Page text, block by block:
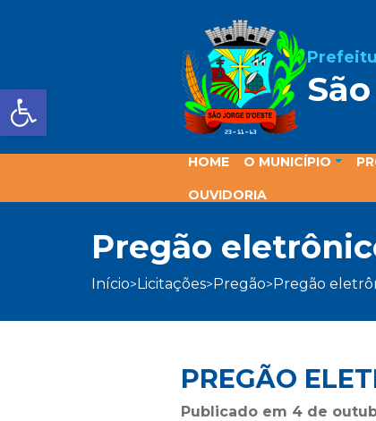
Barra de Ferramentas
HOME O MUNICÍPIO
OUVIDORIA
pregão
início> licitações> pregão> pregão
PREGÃO
Publicado em 4 de